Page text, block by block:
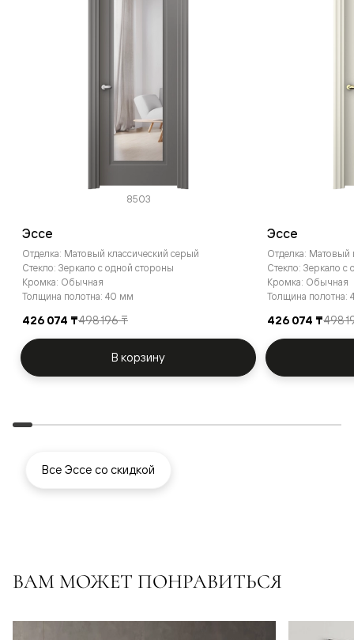
8503
Эссе
Отделка: Матовый классический серый
Стекло: Зеркало с одной стороны
Кромка: Обычная
Толщина полотна: 40 мм
426 074 ₸498 196 ₸
В корзину
Эссе
Отделка:
Стекло: Зеркало с
Кромка: Обычная
Толщина полотна:
426 074 ₸498
Все Эссе со скидкой
ВАМ МОЖЕТ ПОНРАВИТЬСЯ